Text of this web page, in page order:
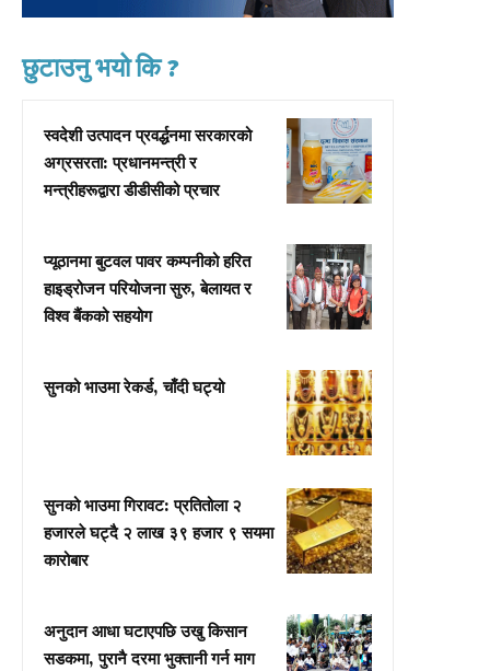
छुटाउनु भयो कि ?
स्वदेशी उत्पादन प्रवर्द्धनमा सरकारको
अग्रसरता: प्रधानमन्त्री र
मन्त्रीहरूद्वारा डीडीसीको प्रचार
प्यूठानमा बुटवल पावर कम्पनीको हरित
हाइड्रोजन परियोजना सुरु, बेलायत र
विश्व बैंकको सहयोग
सुनको भाउमा रेकर्ड, चाँदी घट्यो
सुनको भाउमा गिरावट: प्रतितोला २
हजारले घट्दै २ लाख ३९ हजार ९ सयमा
कारोबार
अनुदान आधा घटाएपछि उखु किसान
सडकमा, पुरानै दरमा भुक्तानी गर्न माग